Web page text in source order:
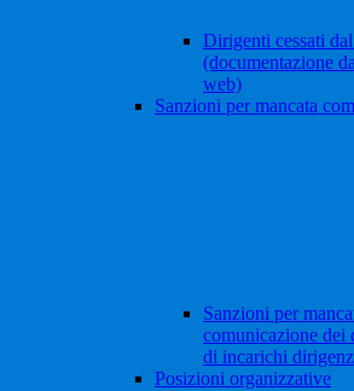
Dirigenti cessati
(documentazione
web)
Sanzioni per mancata
Sanzioni per
comunicazione dei
di incarichi
Posizioni organizzative